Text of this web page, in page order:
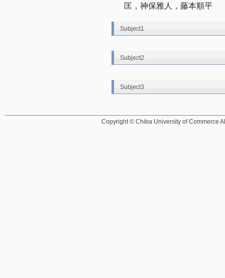
匡，神保雅人，藤本順平
Subject1
Subject2
Subject3